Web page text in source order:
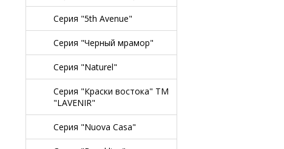
Серия "5th Avenue"
Серия "Черный мрамор"
Серия "Naturel"
Серия "Краски востока" TM
"LAVENIR"
Серия "Nuova Casa"